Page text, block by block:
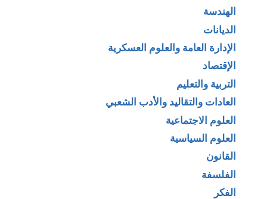
الهندسة
الديانات
الإدارة العامة والعلوم العسكرية
الإقتصاد
التربية والتعليم
العادات والتقاليد والأدب الشعبي
العلوم الاجتماعية
العلوم السياسية
القانون
الفلسفة
الفكر